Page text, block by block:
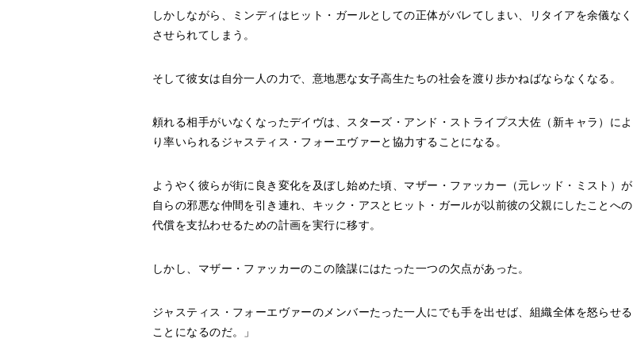
しかしながら、ミンディはヒット・ガールとしての正体がバレてしまい、リタイアを余儀なく
させられてしまう。
そして彼女は自分一人の力で、意地悪な女子高生たちの社会を渡り歩かねばならなくなる。
頼れる相手がいなくなったデイヴは、スターズ・アンド・ストライプス大佐（新キャラ）によ
り率いられるジャスティス・フォーエヴァーと協力することになる。
ようやく彼らが街に良き変化を及ぼし始めた頃、マザー・ファッカー（元レッド・ミスト）が
自らの邪悪な仲間を引き連れ、キック・アスとヒット・ガールが以前彼の父親にしたことへの
代償を支払わせるための計画を実行に移す。
しかし、マザー・ファッカーのこの陰謀にはたった一つの欠点があった。
ジャスティス・フォーエヴァーのメンバーたった一人にでも手を出せば、組織全体を怒らせる
ことになるのだ。」